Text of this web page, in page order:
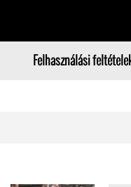
Felhasználási